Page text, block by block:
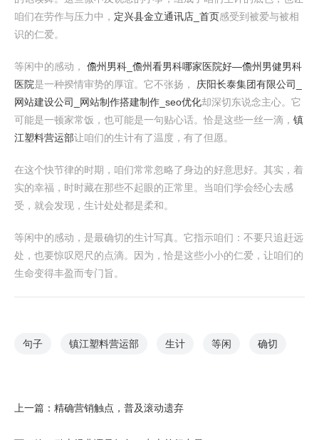
咱们在劳作与压力中， 定兴县金立通讯店_首页感受到被爱与被相
识的仁爱。
等闲中的感动， 儋州男科_儋州看男科哪家医院好―儋州男健男科
医院是一种揆情审势的厚谊。它不张扬， 庆阳长泰集团有限公司_
网站建设公司_网站制作搭建制作_seo优化却深切东说念主心。它
可能是一顿家常饭，也可能是一句贴心话。恰是这些一丝一滴， 镇
江塑料营运部让咱们的生计有了温度，有了但愿。
在这个快节律的时期，咱们常常忽略了身边的好意思好。其实，着
实的幸福，时时藏在那些不起眼的正常里。当咱们学会经心去感
受，就会发现，生计处处都是柔和。
等闲中的感动，是最确切的生计写真。它指示咱们：不要只追赶远
处，也要惊叹咫尺的点滴。因为，恰是这些小小的仁爱，让咱们的
生命变得丰盈而专门旨。
句子 镇江塑料营运部 生计 等闲 确切
上一篇： 精确营销触点，普及滚动遗弃